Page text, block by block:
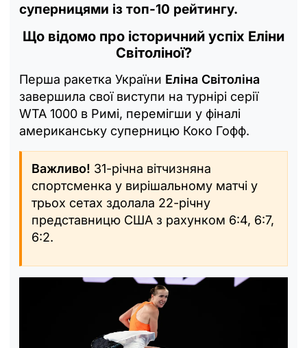
суперницями із топ-10 рейтингу.
Що відомо про історичний успіх Еліни
Світоліної?
Перша ракетка України Еліна Світоліна
завершила свої виступи на турнірі серії
WTA 1000 в Римі, перемігши у фіналі
американську суперницю Коко Гофф.
Важливо! 31-річна вітчизняна
спортсменка у вирішальному матчі у
трьох сетах здолала 22-річну
представницю США з рахунком 6:4, 6:7,
6:2.